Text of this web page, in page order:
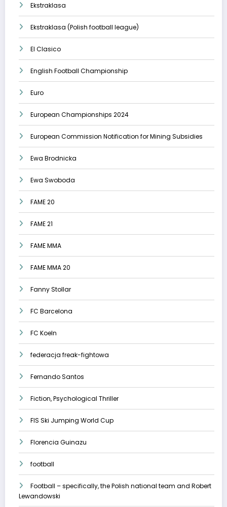
Ekstraklasa
Ekstraklasa (Polish football league)
El Clasico
English Football Championship
Euro
European Championships 2024
European Commission Notification for Mining Subsidies
Ewa Brodnicka
Ewa Swoboda
FAME 20
FAME 21
FAME MMA
FAME MMA 20
Fanny Stollar
FC Barcelona
FC Koeln
federacja freak-fightowa
Fernando Santos
Fiction, Psychological Thriller
FIS Ski Jumping World Cup
Florencia Guinazu
football
Football – specifically, the Polish national team and Robert
Lewandowski